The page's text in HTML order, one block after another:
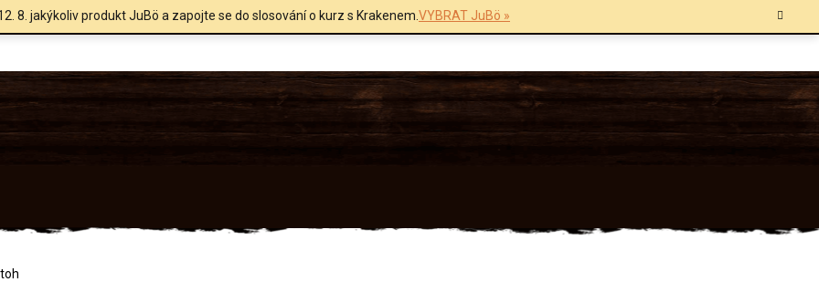
8. jakýkoliv produkt JuBö a zapojte se do slosování o kurz s Krakenem.VYBRAT JuBö »